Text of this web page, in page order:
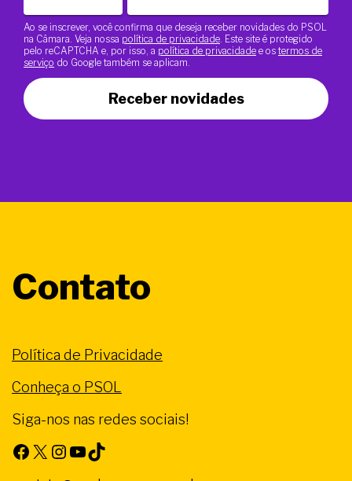
Ao se inscrever, você confirma que deseja receber novidades do PSOL
na Câmara. Veja nossa política de privacidade . Este site é protegido
pelo reCAPTCHA e, por isso, a política de privacidade e os termos de
serviço do Google também se aplicam.
Receber novidades
Contato
Política de Privacidade
Conheça o PSOL
Siga-nos nas redes sociais!
Facebook X Instagram Youtube TikTok